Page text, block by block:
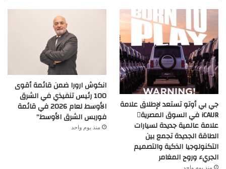
جي بي أوتو تستعد لإطلاق علامة
iCAUR في السوق المصرية
علامة عالمية جديدة لسيارات
الطاقة الجديدة تجمع بين
التكنولوجيا الذكية والتصميم
الجريء وروح المغامر
منذ يوم واحد
انكوش ارورا ضمن قائمة أقوى
100 رئيس تنفيذي في الشرق
الأوسط لعام 2026 في قائمة
فوربس الشرق الأوسط”
منذ يوم واحد